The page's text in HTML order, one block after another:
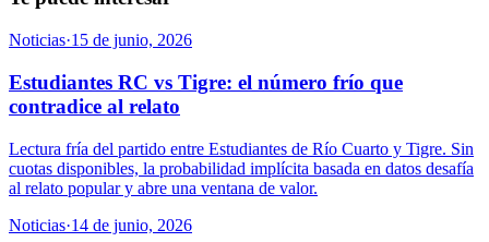
Noticias·15 de junio, 2026
Estudiantes RC vs Tigre: el número frío que
contradice al relato
Lectura fría del partido entre Estudiantes de Río Cuarto y Tigre. Sin
cuotas disponibles, la probabilidad implícita basada en datos desafía
al relato popular y abre una ventana de valor.
Noticias·14 de junio, 2026